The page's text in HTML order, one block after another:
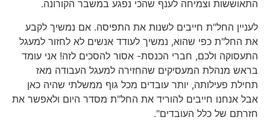
התאוששות וצמיחה לענף שהכי נפגע במשבר הקורונה.
לעניין החל"ת חייבים לשנות את התפיסה. אם נמשיך לקבע
את החל"ת כפי שהוא, נמשיך לעודד אנשים לא לחזור למעגל
התעסוקה ולכם, חברי הכנסת- אסור להסכים לזה! אני עומד
בראש מנהלת המעסיקים שהחזירה למעגל העבודה מאז
תחילת פעילותה, יותר עובדים מכל גוף ממשלתי שהיה כאן
אבל אנחנו חייבים להוריד את החל"ת מסדר היום ולאפשר את
חזרתם של כלל העובדים".